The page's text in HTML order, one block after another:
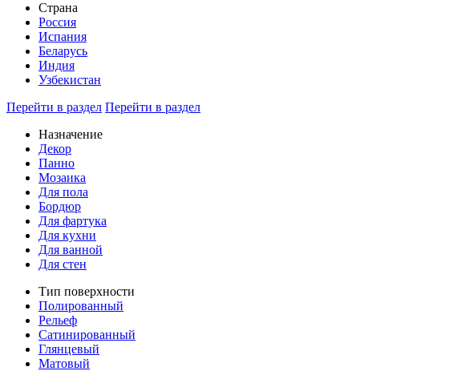
Страна
Россия
Испания
Беларусь
Индия
Узбекистан
Перейти в раздел Перейти в раздел
Назначение
Декор
Панно
Мозаика
Для пола
Бордюр
Для фартука
Для кухни
Для ванной
Для стен
Тип поверхности
Полированный
Рельеф
Сатинированный
Глянцевый
Матовый